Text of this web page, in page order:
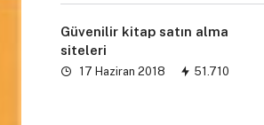
Güvenilir kitap satın alma
siteleri
17 Haziran 2018 51.710